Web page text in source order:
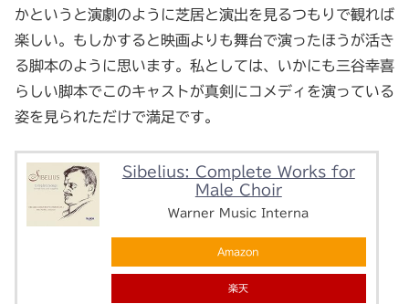
かというと演劇のように芝居と演出を見るつもりで観れば
楽しい。もしかすると映画よりも舞台で演ったほうが活き
る脚本のように思います。私としては、いかにも三谷幸喜
らしい脚本でこのキャストが真剣にコメディを演っている
姿を見られただけで満足です。
Sibelius: Complete Works for
Male Choir
Warner Music Interna
Amazon
楽天